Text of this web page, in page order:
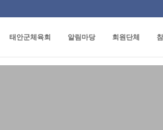
태안군체육회 알림마당 회원단체